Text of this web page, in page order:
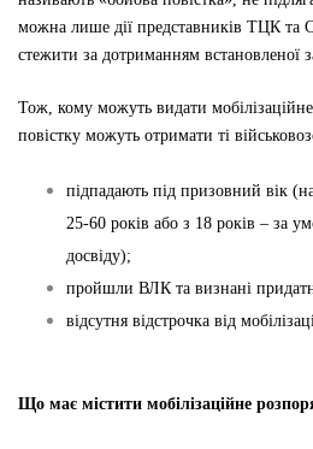
можна лише дії представників ТЦК та
стежити за дотриманням встановленої
Тож, кому можуть видати
повістку можуть отримати ті
підпадають під призовний вік
25-60 років або з 18 років – за
досвіду);
пройшли ВЛК та визнані
відсутня відстрочка від
Що має містити мобілізаційне